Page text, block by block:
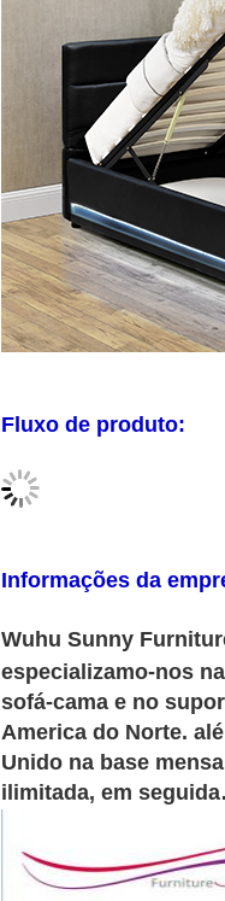
Fluxo de produto:
Informações da
Wuhu Sunny
especializamo-nos
sofá-cama e no
America do Norte.
Unido na base
ilimitada, em